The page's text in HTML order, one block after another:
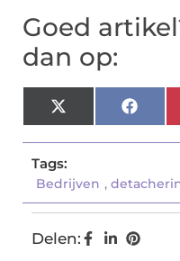
Goed
dan op:
X
(Twitter)
Tags:
Bedrijven ,
Delen: